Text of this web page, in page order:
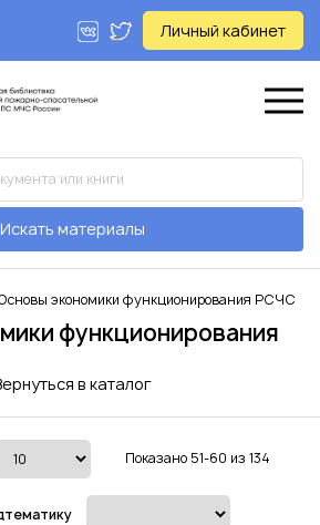
Личный кабинет
Искать материалы
экономики функционирования РСЧС
функционирования
в каталог
Показано 51-60 из 134